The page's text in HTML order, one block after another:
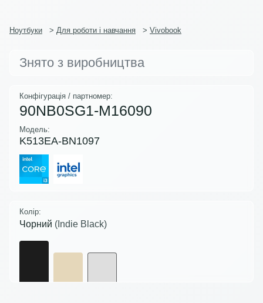
Ноутбуки > Для роботи і навчання > Vivobook
Знято з виробництва
Конфігурація / партномер:
90NB0SG1-M16090
Модель:
K513EA-BN1097
Колір:
Чорний (Indie Black)